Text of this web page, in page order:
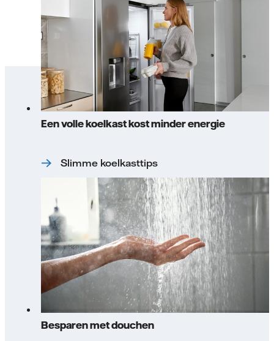
Een volle koelkast kost minder energie
Slimme koelkasttips
Besparen met douchen